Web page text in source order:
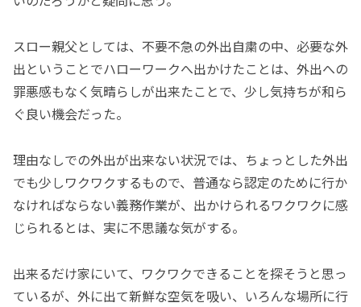
スロー親父としては、不要不急の外出自粛の中、必要な外
出ということでハローワークへ出かけたことは、外出への
罪悪感もなく気晴らしが出来たことで、少し気持ちが和ら
ぐ良い機会だった。
理由なしでの外出が出来ない状況では、ちょっとした外出
でも少しワクワクするもので、普通なら認定のために行か
なければならない義務作業が、出かけられるワクワクに感
じられるとは、実に不思議な気がする。
出来るだけ家にいて、ワクワクできることを探そうと思っ
ているが、外に出て新鮮な空気を吸い、いろんな場所に行